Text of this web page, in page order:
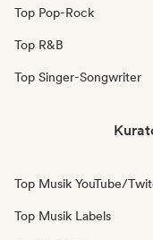
Top Pop-Rock
Top R&B
Top Singer-Songwriter
Top Musik YouTube/
Top Musik Labels